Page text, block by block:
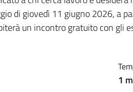
di giovedì 11 giugno 2026, a
un incontro gratuito con gli
1